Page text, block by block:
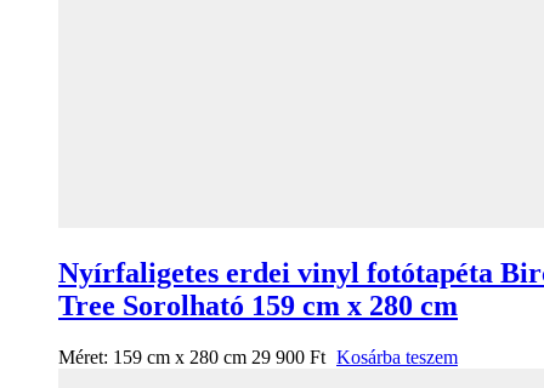
Nyírfaligetes erdei vinyl fotótapéta
Tree Sorolható 159 cm x 280 cm
Méret: 159 cm x 280 cm 29 900 Ft Kosárba teszem